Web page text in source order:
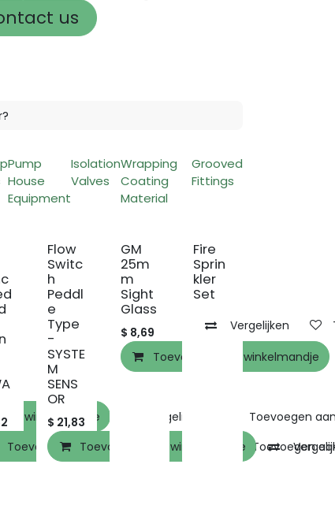
us
Pump
House
Equipment
Isolation
Valves
Wrapping
Coating
Material
Grooved
Fittings
Toevoegen aan verlanglijst
winkelmandje
Vergelijken Toevoegen
Toevoegen aan winkelmandje
Toevoegen
Flow
Switc
h
Peddl
e
Type
-
SYSTE
M
SENS
OR
$ 21,83
Toevoegen aan winkelmandje
GM
25m
m
Sight
Glass
$ 8,69
Toevoegen aan winkelmandje
Fire
Sprin
kler
Set
Vergelijken